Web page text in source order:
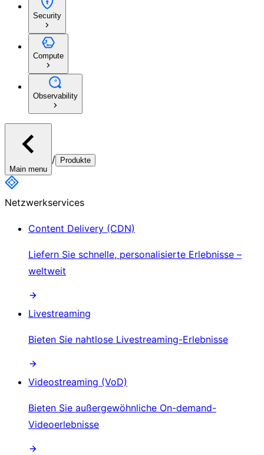
Security
Compute
Observability
Main menu
/ Produkte
Netzwerkservices
Content Delivery (CDN)
Liefern Sie schnelle, personalisierte Erlebnisse –
weltweit
Livestreaming
Bieten Sie nahtlose Livestreaming-Erlebnisse
Videostreaming (VoD)
Bieten Sie außergewöhnliche On-demand-
Videoerlebnisse